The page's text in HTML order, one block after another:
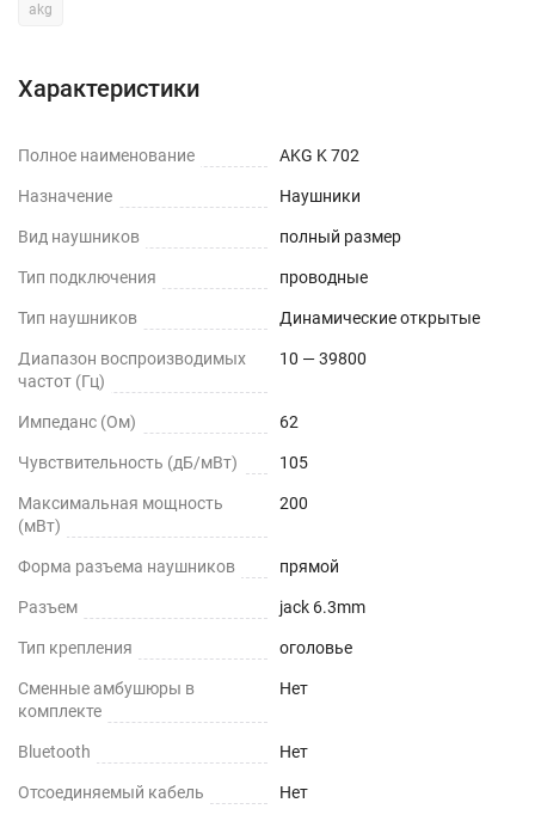
akg
Характеристики
Полное наименование AKG K 702
Назначение Наушники
Вид наушников полный размер
Тип подключения проводные
Тип наушников Динамические открытые
Диапазон воспроизводимых
частот (Гц)
10 — 39800
Импеданс (Ом) 62
Чувствительность (дБ/мВт) 105
Максимальная мощность
(мВт)
200
Форма разъема наушников прямой
Разъем jack 6.3mm
Тип крепления оголовье
Сменные амбушюры в
комплекте
Нет
Bluetooth Нет
Отсоединяемый кабель Нет